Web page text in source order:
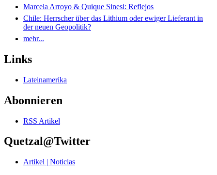
Marcela Arroyo & Quique Sinesi: Reflejos
Chile: Herrscher über das Lithium oder ewiger Lieferant in
der neuen Geopolitik?
mehr...
Links
Lateinamerika
Abonnieren
RSS Artikel
Quetzal@Twitter
Artikel | Noticias